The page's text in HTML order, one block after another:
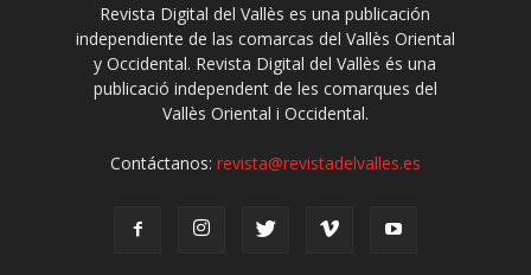
Revista Digital del Vallès es una publicación
independiente de las comarcas del Vallès Oriental
y Occidental. Revista Digital del Vallès és una
publicació independent de les comarques del
Vallès Oriental i Occidental.
Contáctanos: revista@revistadelvalles.es